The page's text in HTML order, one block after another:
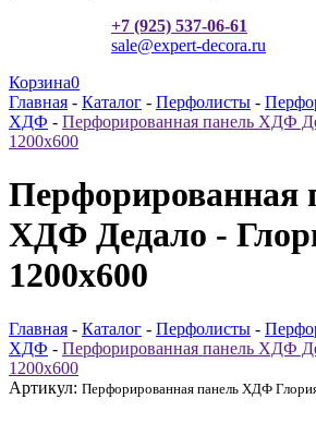
+7 (925) 537-06-61
sale@expert-decora.ru
Корзина0
Главная - Каталог - Перфолисты -
ХДФ - Перфорированная панель ХДФ
1200х600
Перфорированная
ХДФ Дедало -
1200х600
Главная - Каталог - Перфолисты -
ХДФ - Перфорированная панель ХДФ
1200х600
Артикул: Перфорированная панель ХДФ